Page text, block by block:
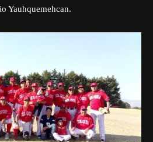
Yauhquemehcan.